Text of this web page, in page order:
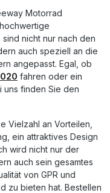
most countries
ca. 14
Motorrad
nicht nur nach den
auch speziell an die
angepasst. Egal, ob
fahren oder ein
uns finden Sie den
Vielzahl an Vorteilen,
ein attraktives Design
wird nicht nur der
auch sein gesamtes
von GPR und
zu bieten hat. Bestellen